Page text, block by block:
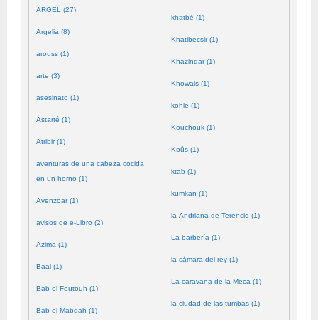
ARGEL (27)
Argelia (8)
arouss (1)
arte (3)
asesinato (1)
Astarté (1)
Atribir (1)
aventuras de una cabeza cocida
en un horno (1)
Avenzoar (1)
avisos de e-Libro (2)
Azima (1)
Baal (1)
Bab-el-Foutouh (1)
Bab-el-Mabdah (1)
khatbé (1)
Khatibecsir (1)
Khazindar (1)
Khowals (1)
kohle (1)
Kouchouk (1)
Koûs (1)
ktab (1)
kumkan (1)
la Andriana de Terencio (1)
La barbería (1)
la cámara del rey (1)
La caravana de la Meca (1)
la ciudad de las tumbas (1)